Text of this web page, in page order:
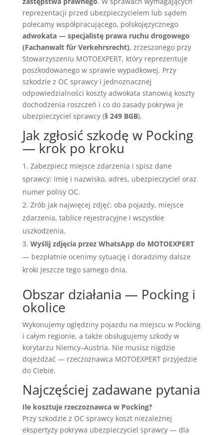
reprezentacji przed ubezpieczycielem lub sądem
polecamy współpracującego, polskojęzycznego
adwokata — specjalistę prawa ruchu drogowego
(Fachanwalt für Verkehrsrecht), zrzeszonego przy
Stowarzyszeniu MOTOEXPERT, który reprezentuje
poszkodowanego w sprawie wypadkowej. Przy
szkodzie z OC sprawcy i jednoznacznej
odpowiedzialności koszty adwokata stanowią koszty
dochodzenia roszczeń i co do zasady pokrywa je
ubezpieczyciel sprawcy (§ 249 BGB).
Jak zgłosić szkodę w Pocking
— krok po kroku
Zabezpiecz miejsce zdarzenia i spisz dane
sprawcy: imię i nazwisko, adres, ubezpieczyciel oraz
numer polisy OC.
Zrób jak najwięcej zdjęć: oba pojazdy, miejsce
zdarzenia, tablice rejestracyjne i wszystkie
uszkodzenia.
Wyślij zdjęcia przez WhatsApp do MOTOEXPERT
— bezpłatnie ocenimy sytuację i doradzimy dalsze
kroki jeszcze tego samego dnia.
Obszar działania — Pocking i
okolice
Wykonujemy oględziny pojazdu na miejscu w Pocking
i całym regionie, a także obsługujemy szkody w
korytarzu Niemcy–Austria. Nie musisz nigdzie
dojeżdżać — rzeczoznawca MOTOEXPERT przyjedzie
do Ciebie.
Najczęściej zadawane pytania
Ile kosztuje rzeczoznawca w Pocking?
Przy szkodzie z OC sprawcy koszt niezależnej
ekspertyzy pokrywa ubezpieczyciel sprawcy — dla